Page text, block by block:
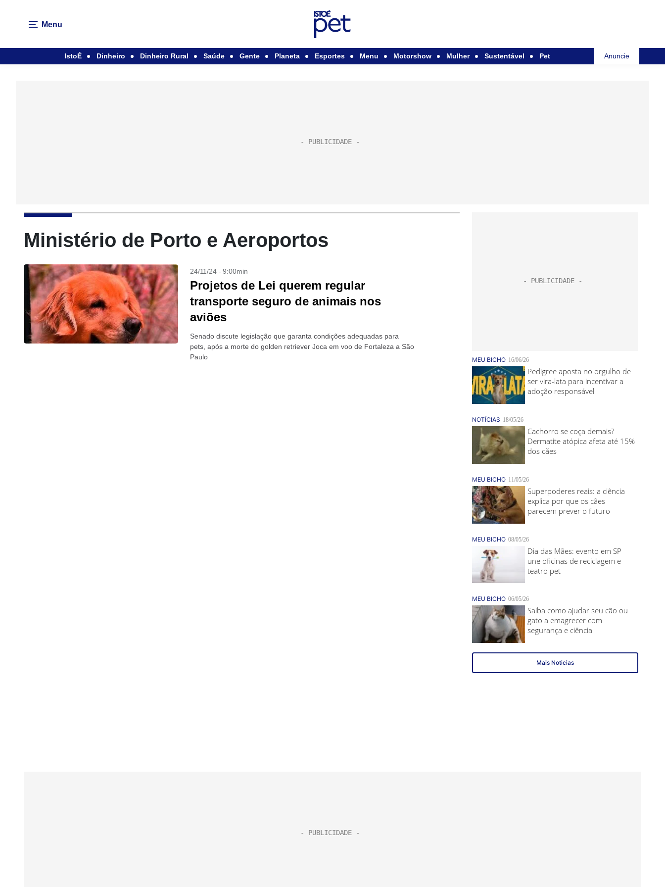
Menu
IstoÉ Dinheiro Dinheiro Rural Saúde Gente Planeta Esportes Menu Motorshow Mulher Sustentável Pet Anuncie
Ministério de Porto e Aeroportos
24/11/24 - 9:00min
Projetos de Lei querem regular
transporte seguro de animais nos
aviões
Senado discute legislação que garanta condições adequadas para
pets, após a morte do golden retriever Joca em voo de Fortaleza a São
Paulo